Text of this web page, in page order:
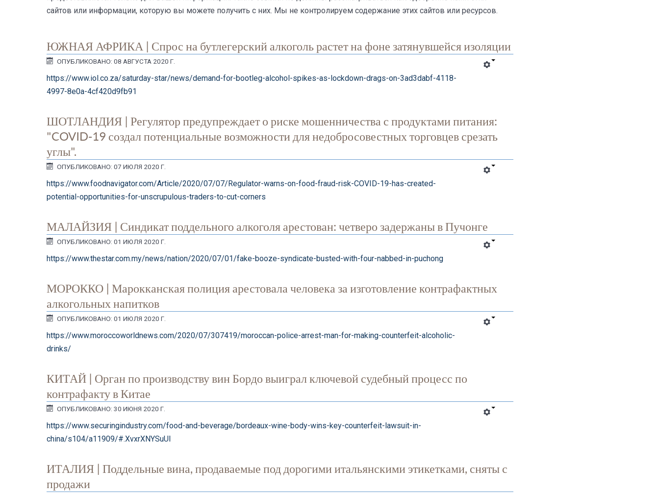
сайтов или информации, которую вы можете получить с них. Мы не контролируем содержание этих сайтов или ресурсов.
ЮЖНАЯ АФРИКА | Спрос на бутлегерский алкоголь растет на фоне затянувшейся изоляции
ОПУБЛИКОВАНО: 08 АВГУСТА 2020 Г.
https://www.iol.co.za/saturday-star/news/demand-for-bootleg-alcohol-spikes-as-lockdown-drags-on-3ad3dabf-4118-
4997-8e0a-4cf420d9fb91
ШОТЛАНДИЯ | Регулятор предупреждает о риске мошенничества с продуктами питания:
"COVID-19 создал потенциальные возможности для недобросовестных торговцев срезать
углы".
ОПУБЛИКОВАНО: 07 ИЮЛЯ 2020 Г.
https://www.foodnavigator.com/Article/2020/07/07/Regulator-warns-on-food-fraud-risk-COVID-19-has-created-
potential-opportunities-for-unscrupulous-traders-to-cut-corners
МАЛАЙЗИЯ | Синдикат поддельного алкоголя арестован: четверо задержаны в Пучонге
ОПУБЛИКОВАНО: 01 ИЮЛЯ 2020 Г.
https://www.thestar.com.my/news/nation/2020/07/01/fake-booze-syndicate-busted-with-four-nabbed-in-puchong
МОРОККО | Марокканская полиция арестовала человека за изготовление контрафактных
алкогольных напитков
ОПУБЛИКОВАНО: 01 ИЮЛЯ 2020 Г.
https://www.moroccoworldnews.com/2020/07/307419/moroccan-police-arrest-man-for-making-counterfeit-alcoholic-
drinks/
КИТАЙ | Орган по производству вин Бордо выиграл ключевой судебный процесс по
контрафакту в Китае
ОПУБЛИКОВАНО: 30 ИЮНЯ 2020 Г.
https://www.securingindustry.com/food-and-beverage/bordeaux-wine-body-wins-key-counterfeit-lawsuit-in-
china/s104/a11909/#.XvxrXNYSuUl
ИТАЛИЯ | Поддельные вина, продаваемые под дорогими итальянскими этикетками, сняты с
продажи